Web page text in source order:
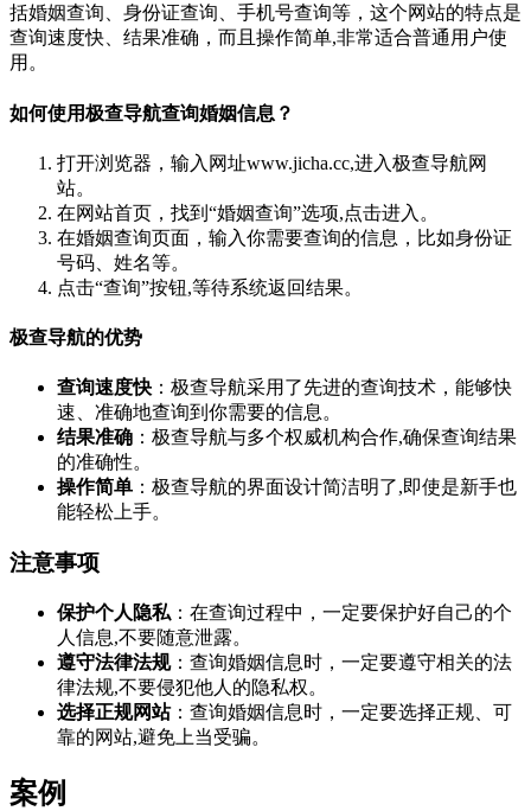
括婚姻查询、身份证查询、手机号查询等，这个网站的特点是
查询速度快、结果准确，而且操作简单,非常适合普通用户使
用。
如何使用极查导航查询婚姻信息？
打开浏览器，输入网址www.jicha.cc,进入极查导航网
站。
在网站首页，找到“婚姻查询”选项,点击进入。
在婚姻查询页面，输入你需要查询的信息，比如身份证
号码、姓名等。
点击“查询”按钮,等待系统返回结果。
极查导航的优势
查询速度快 ：极查导航采用了先进的查询技术，能够快
速、准确地查询到你需要的信息。
结果准确 ：极查导航与多个权威机构合作,确保查询结果
的准确性。
操作简单 ：极查导航的界面设计简洁明了,即使是新手也
能轻松上手。
注意事项
保护个人隐私 ：在查询过程中，一定要保护好自己的个
人信息,不要随意泄露。
遵守法律法规：查询婚姻信息时，一定要遵守相关的法
律法规,不要侵犯他人的隐私权。
选择正规网站：查询婚姻信息时，一定要选择正规、可
靠的网站,避免上当受骗。
案例